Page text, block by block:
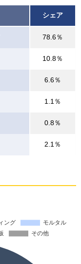
シェア
78.6％
10.8％
6.6％
1.1％
0.8％
2.1％